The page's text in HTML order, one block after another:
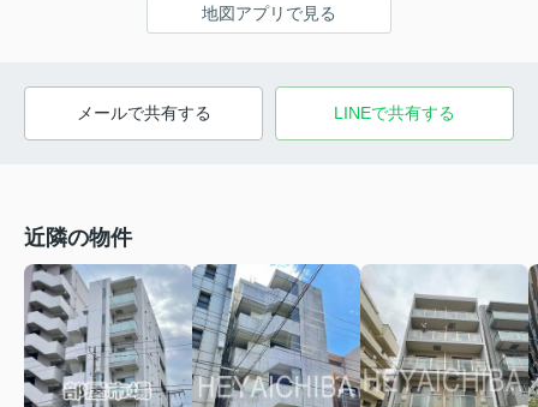
地図アプリで見る
メールで共有する LINEで共有する
近隣の物件